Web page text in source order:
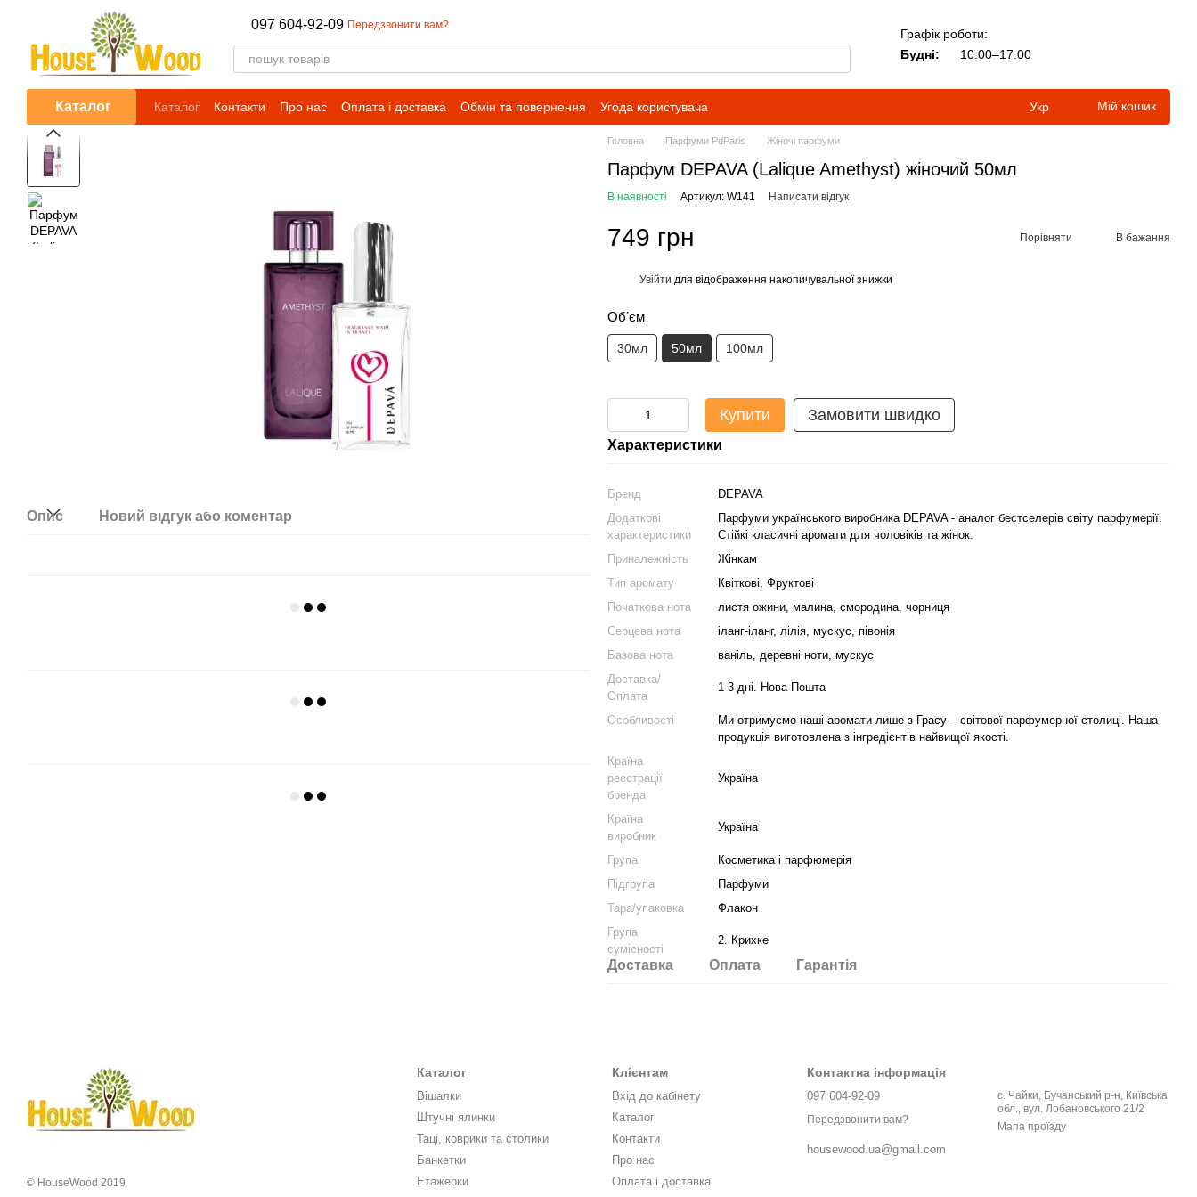
Перейти до основного контенту
097 604-92-09 Передзвонити вам?
Графік роботи:
Будні:
10:00–17:00
Каталог Каталог Контакти Про нас Оплата і доставка Обмін та повернення Угода користувача Укр Мій кошик
Опис Новий відгук або коментар
Головна Парфуми PdParis Жіночі парфуми
Парфум DEPAVA (Lalique Amethyst) жіночий 50мл
В наявності Артикул: W141 Написати відгук
749 грн Порівняти В бажання
Увійти для відображення накопичувальної знижки
Обʼєм
30мл 50мл 100мл
Купити Замовити швидко
Характеристики
Бренд
DEPAVA
Додаткові
характеристики
Парфуми українського виробника DEPAVA - аналог бестселерів світу парфумерії.
Стійкі класичні аромати для чоловіків та жінок.
Приналежність
Жінкам
Тип аромату
Квіткові, Фруктові
Початкова нота
листя ожини, малина, смородина, чорниця
Серцева нота
іланг-іланг, лілія, мускус, півонія
Базова нота
ваніль, деревні ноти, мускус
Доставка/
Оплата
1-3 дні. Нова Пошта
Особливості
Ми отримуємо наші аромати лише з Грасу – світової парфумерної столиці. Наша
продукція виготовлена з інгредієнтів найвищої якості.
Країна
реєстрації
бренда
Україна
Країна
виробник
Україна
Група
Косметика і парфюмерія
Підгрупа
Парфуми
Тара/упаковка
Флакон
Група
сумісності
2. Крихке
Доставка Оплата Гарантія
© HouseWood 2019
Каталог
Вішалки
Штучні ялинки
Таці, коврики та столики
Банкетки
Етажерки
Клієнтам
Вхід до кабінету
Каталог
Контакти
Про нас
Оплата і доставка
Контактна інформація
097 604-92-09
Передзвонити вам?
housewood.ua@gmail.com
с. Чайки, Бучанський р-н, Київська
обл., вул. Лобановського 21/2
Мапа проїзду